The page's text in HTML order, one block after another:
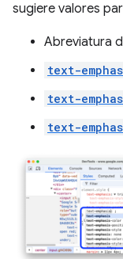
sugiere valores
Abreviatura
text-
text-
text-